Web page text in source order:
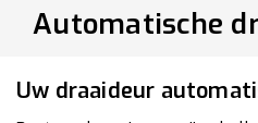
Automatische
Uw draaideur